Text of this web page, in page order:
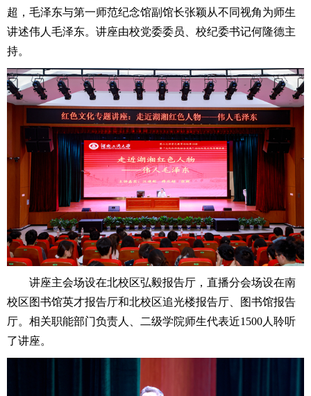
超，毛泽东与第一师范纪念馆副馆长张颖从不同视角为师生
讲述伟人毛泽东。讲座由校党委委员、校纪委书记何隆德主
持。
讲座主会场设在北校区弘毅报告厅，直播分会场设在南
校区图书馆英才报告厅和北校区追光楼报告厅、图书馆报告
厅。相关职能部门负责人、二级学院师生代表近1500人聆听
了讲座。